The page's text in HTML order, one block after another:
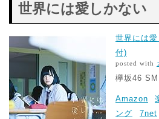
世界には愛しかない
世界には
付)
posted with
欅坂46
Amazon
ング
7net